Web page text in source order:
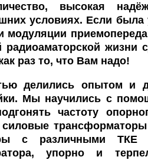
высокая
условиях. Если
модуляции
жизни
раз то, что Вам надо!
опытом и
Мы научились с
частоту
с различными ТКЕ
упорно и